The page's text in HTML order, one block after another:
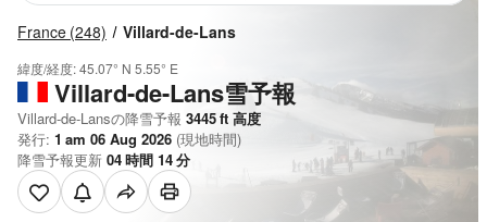
France (248) Villard-de-Lans
緯度/経度:45.07° N 5.55° E
Villard-de-Lans雪予報
Villard-de-Lansの降雪予報 3445ft 高度
発行: 1 am 06 Aug 2026 (現地時間)
降雪予報更新 04時間 14分